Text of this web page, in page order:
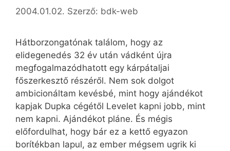
2004.01.02. Szerző: bdk-web
Hátborzongatónak találom, hogy az
elidegenedés 32 év után vádként újra
megfogalmazódhatott egy kárpátaljai
főszerkesztő részéről. Nem sok dolgot
ambicionáltam kevésbé, mint hogy ajándékot
kapjak Dupka cégétől Levelet kapni jobb, mint
nem kapni. Ajándékot pláne. És mégis
előfordulhat, hogy bár ez a kettő egyazon
borítékban lapul, az ember mégsem ugrik ki